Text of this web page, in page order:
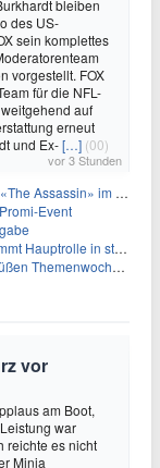
bleiben
des US-
sein komplettes
vorgestellt. FOX
für die NFL-
auf
erneut
und Ex-[…] (00)
vor 3 Stunden
im Fernsehen
Event
schwarzer Komödie
Themenwoche ein
vor
am Boot,
war
reichte es nicht
Minja